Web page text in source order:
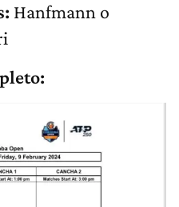
Hanfmann o